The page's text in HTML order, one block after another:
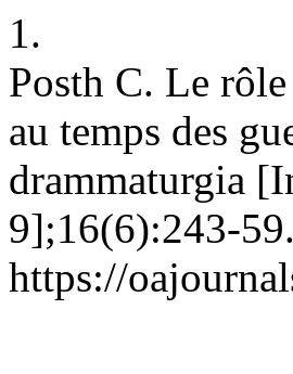
1.
Posth C. Le
au temps des
drammaturgia
9];16(6):243-
https://